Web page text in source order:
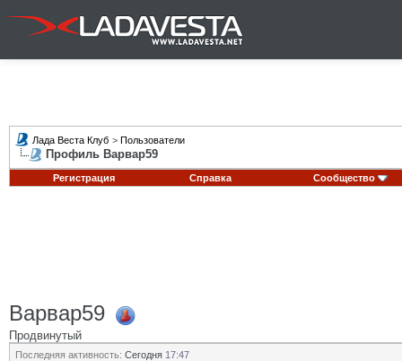
Лада Веста Клуб > Пользователи
Профиль Варвар59
Регистрация Справка Сообщество
Варвар59
Продвинутый
Последняя активность: Сегодня 17:47